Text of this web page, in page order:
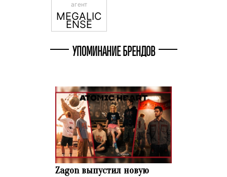
агент
MEGALIC
ENSE
УПОМИНАНИЕ БРЕНДОВ
Zagon выпустил новую